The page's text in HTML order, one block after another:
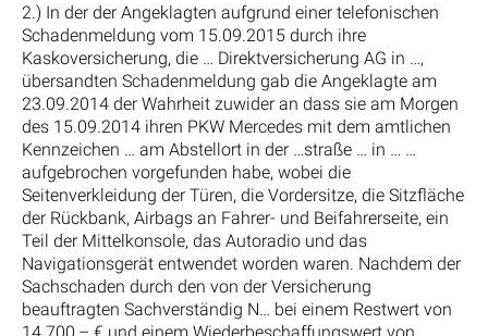
2.) In der der Angeklagten aufgrund einer telefonischen
Schadenmeldung vom 15.09.2015 durch ihre
Kaskoversicherung, die … Direktversicherung AG in …,
übersandten Schadenmeldung gab die Angeklagte am
23.09.2014 der Wahrheit zuwider an dass sie am Morgen
des 15.09.2014 ihren PKW Mercedes mit dem amtlichen
Kennzeichen … am Abstellort in der …straße … in … …
aufgebrochen vorgefunden habe, wobei die
Seitenverkleidung der Türen, die Vordersitze, die Sitzfläche
der Rückbank, Airbags an Fahrer- und Beifahrerseite, ein
Teil der Mittelkonsole, das Autoradio und das
Navigationsgerät entwendet worden waren. Nachdem der
Sachschaden durch den von der Versicherung
beauftragten Sachverständig N… bei einem Restwert von